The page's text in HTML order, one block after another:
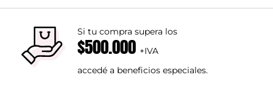
Si tu compra supera los
$500.000 +IVA
accedé a beneficios especiales.